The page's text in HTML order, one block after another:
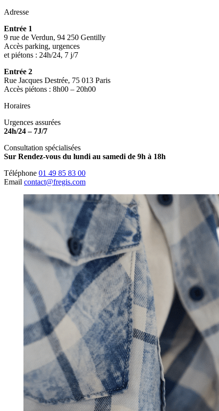
Adresse
Entrée 1
9 rue de Verdun, 94 250 Gentilly
Accès parking, urgences
et piétons : 24h/24, 7 j/7
Entrée 2
Rue Jacques Destrée, 75 013 Paris
Accès piétons : 8h00 – 20h00
Horaires
Urgences assurées
24h/24 – 7J/7
Consultation spécialisées
Sur Rendez-vous du lundi au samedi de 9h à 18h
Téléphone 01 49 85 83 00
Email contact@fregis.com